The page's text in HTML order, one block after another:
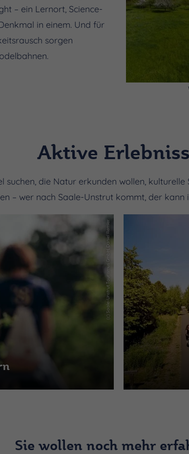
– ein Lernort, Science-
in einem. Und für
sorgen
Aktive
suchen, die Natur erkunden wollen,
– wer nach Saale-Unstrut kommt, der kann
(c) Saale-Unstrut Tourismus GmbH, Daniel Remler
Sie wollen noch mehr